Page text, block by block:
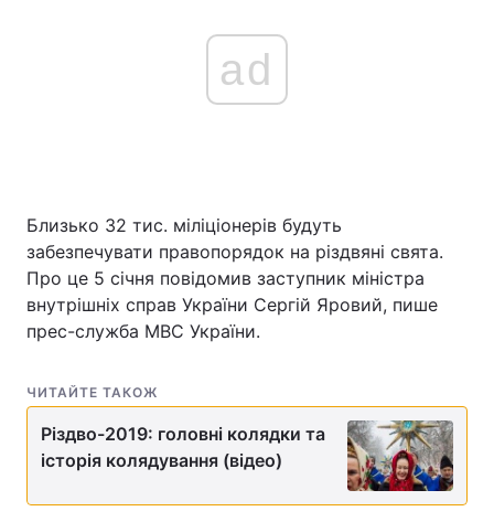
ad
Близько 32 тис. міліціонерів будуть
забезпечувати правопорядок на різдвяні свята.
Про це 5 січня повідомив заступник міністра
внутрішніх справ України Сергій Яровий, пише
прес-служба МВС України.
ЧИТАЙТЕ ТАКОЖ
Різдво-2019: головні колядки та
історія колядування (відео)